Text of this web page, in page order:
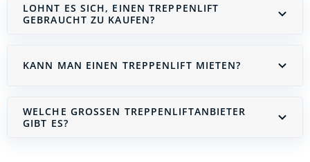
LOHNT ES SICH, EINEN TREPPENLIFT
GEBRAUCHT ZU KAUFEN?
KANN MAN EINEN TREPPENLIFT MIETEN?
WELCHE GROSSEN TREPPENLIFTANBIETER G
IBT ES?